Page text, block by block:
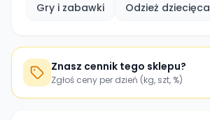
Gry i zabawki
Odzież dziecięca
Znasz cennik tego sklepu?
Zgłoś ceny per dzień (kg, szt, %)